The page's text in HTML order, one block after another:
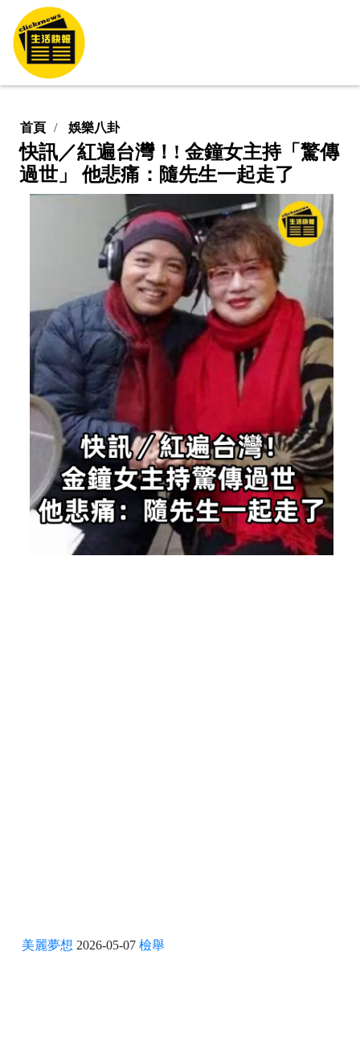
首頁 娛樂八卦
快訊／紅遍台灣！! 金鐘女主持「驚傳
過世」 他悲痛：隨先生一起走了
美麗夢想 2026-05-07 檢舉